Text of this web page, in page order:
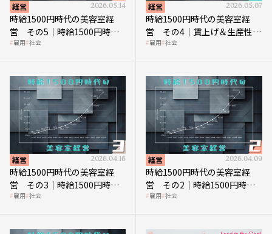
経営 2026.05.14
時給1500円時代の美容室経
営 その5｜時給1500円時代
の到来は美容業の収益構造を
雇用 社会
経営 2026.05.07
時給1500円時代の美容室経
営 その4｜賃上げ＆生産性向
上につなげる賢い助成金活用
雇用 社会
経営 2026.04.16
時給1500円時代の美容室経
営 その3｜時給1500円時
代、美容業はどのような影響
雇用 社会
経営 2026.04.09
時給1500円時代の美容室経
営 その2｜時給1500円時代
に支払う給与はいくらなのか
雇用 社会